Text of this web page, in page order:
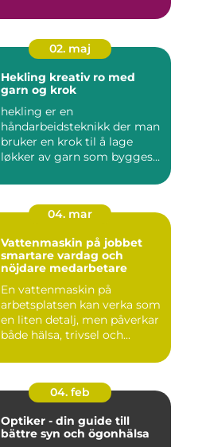
02. maj
Hekling kreativ ro med
garn og krok
hekling er en
håndarbeidsteknikk der man
bruker en krok til å lage
løkker av garn som bygges
04. mar
Vattenmaskin på jobbet
smartare vardag och
nöjdare medarbetare
En vattenmaskin på
arbetsplatsen kan verka som
en liten detalj, men påverkar
både hälsa, trivsel och...
04. feb
Optiker - din guide till
bättre syn och ögonhälsa